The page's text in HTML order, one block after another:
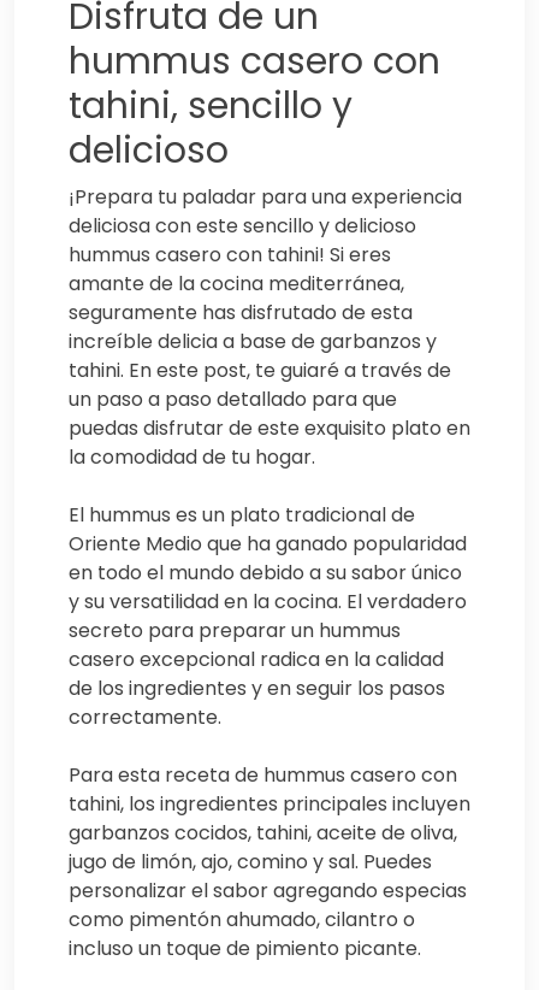
Disfruta de un
hummus casero con
tahini, sencillo y
delicioso
¡Prepara tu paladar para una experiencia
deliciosa con este sencillo y delicioso
hummus casero con tahini! Si eres
amante de la cocina mediterránea,
seguramente has disfrutado de esta
increíble delicia a base de garbanzos y
tahini. En este post, te guiaré a través de
un paso a paso detallado para que
puedas disfrutar de este exquisito plato en
la comodidad de tu hogar.
El hummus es un plato tradicional de
Oriente Medio que ha ganado popularidad
en todo el mundo debido a su sabor único
y su versatilidad en la cocina. El verdadero
secreto para preparar un hummus
casero excepcional radica en la calidad
de los ingredientes y en seguir los pasos
correctamente.
Para esta receta de hummus casero con
tahini, los ingredientes principales incluyen
garbanzos cocidos, tahini, aceite de oliva,
jugo de limón, ajo, comino y sal. Puedes
personalizar el sabor agregando especias
como pimentón ahumado, cilantro o
incluso un toque de pimiento picante.